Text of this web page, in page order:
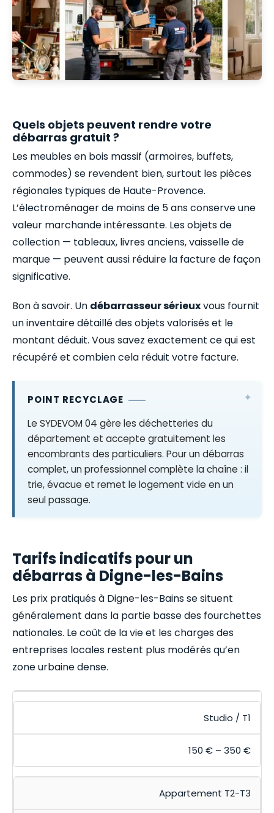
Quels objets peuvent rendre votre
débarras gratuit ?
Les meubles en bois massif (armoires, buffets,
commodes) se revendent bien, surtout les pièces
régionales typiques de Haute-Provence.
L’électroménager de moins de 5 ans conserve une
valeur marchande intéressante. Les objets de
collection — tableaux, livres anciens, vaisselle de
marque — peuvent aussi réduire la facture de façon
significative.
Bon à savoir. Un débarrasseur sérieuxvous fournit
un inventaire détaillé des objets valorisés et le
montant déduit. Vous savez exactement ce qui est
récupéré et combien cela réduit votre facture.
POINT RECYCLAGE
Le SYDEVOM 04 gère les déchetteries du
département et accepte gratuitement les
encombrants des particuliers. Pour un débarras
complet, un professionnel complète la chaîne : il
trie, évacue et remet le logement vide en un
seul passage.
Tarifs indicatifs pour un
débarras à Digne-les-Bains
Les prix pratiqués à Digne-les-Bains se situent
généralement dans la partie basse des fourchettes
nationales. Le coût de la vie et les charges des
entreprises locales restent plus modérés qu’en
zone urbaine dense.
Studio / T1
150 € – 350 €
Appartement T2-T3